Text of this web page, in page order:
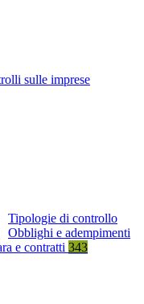
sulle imprese
Tipologie di controllo
Obblighi e adempimenti
e contratti 343